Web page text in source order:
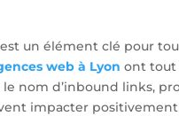
un élément clé pour
web à Lyon ont tout
nom d’inbound links,
impacter